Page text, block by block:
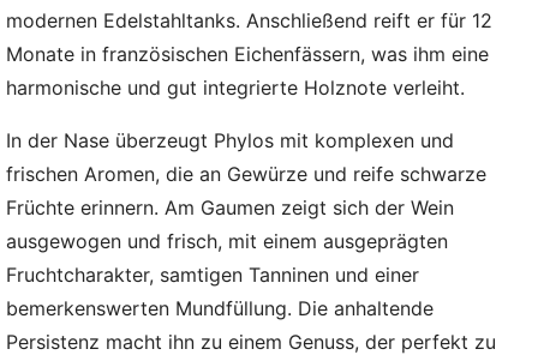
modernen Edelstahltanks. Anschließend reift er für 12
Monate in französischen Eichenfässern, was ihm eine
harmonische und gut integrierte Holznote verleiht.
In der Nase überzeugt Phylos mit komplexen und
frischen Aromen, die an Gewürze und reife schwarze
Früchte erinnern. Am Gaumen zeigt sich der Wein
ausgewogen und frisch, mit einem ausgeprägten
Fruchtcharakter, samtigen Tanninen und einer
bemerkenswerten Mundfüllung. Die anhaltende
Persistenz macht ihn zu einem Genuss, der perfekt zu